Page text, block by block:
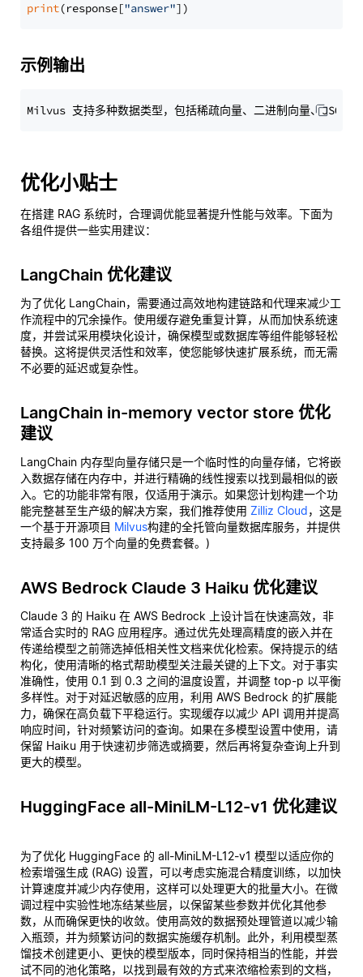
print(response["answer"
示例输出
优化小贴士
在搭建 RAG 系统时，合理调优能显著提升性能与效率。下面为
各组件提供一些实用建议：
LangChain 优化建议
为了优化 LangChain，需要通过高效地构建链路和代理来减少工
作流程中的冗余操作。使用缓存避免重复计算，从而加快系统速
度，并尝试采用模块化设计，确保模型或数据库等组件能够轻松
替换。这将提供灵活性和效率，使您能够快速扩展系统，而无需
不必要的延迟或复杂性。
LangChain in-memory vector store 优化
建议
LangChain 内存型向量存储只是一个临时性的向量存储，它将嵌
入数据存储在内存中，并进行精确的线性搜索以找到最相似的嵌
入。它的功能非常有限，仅适用于演示。如果您计划构建一个功
能完整甚至生产级的解决方案，我们推荐使用 Zilliz Cloud，这是
一个基于开源项目 Milvus构建的全托管向量数据库服务，并提供
支持最多 100 万个向量的免费套餐。)
AWS Bedrock Claude 3 Haiku 优化建议
Claude 3 的 Haiku 在 AWS Bedrock 上设计旨在快速高效，非
常适合实时的 RAG 应用程序。通过优先处理高精度的嵌入并在
传递给模型之前筛选掉低相关性文档来优化检索。保持提示的结
构化，使用清晰的格式帮助模型关注最关键的上下文。对于事实
准确性，使用 0.1 到 0.3 之间的温度设置，并调整 top-p 以平衡
多样性。对于对延迟敏感的应用，利用 AWS Bedrock 的扩展能
力，确保在高负载下平稳运行。实现缓存以减少 API 调用并提高
响应时间，针对频繁访问的查询。如果在多模型设置中使用，请
保留 Haiku 用于快速初步筛选或摘要，然后再将复杂查询上升到
更大的模型。
HuggingFace all-MiniLM-L12-v1 优化建议
为了优化 HuggingFace 的 all-MiniLM-L12-v1 模型以适应你的
检索增强生成 (RAG) 设置，可以考虑实施混合精度训练，以加快
计算速度并减少内存使用，这样可以处理更大的批量大小。在微
调过程中实验性地冻结某些层，以保留某些参数并优化其他参
数，从而确保更快的收敛。使用高效的数据预处理管道以减少输
入瓶颈，并为频繁访问的数据实施缓存机制。此外，利用模型蒸
馏技术创建更小、更快的模型版本，同时保持相当的性能，并尝
试不同的池化策略，以找到最有效的方式来浓缩检索到的文档，